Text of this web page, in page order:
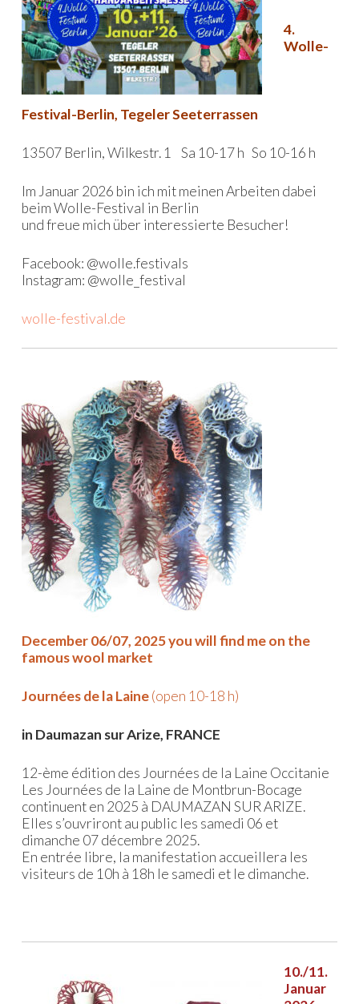
4.
Wolle-
Festival-Berlin, Tegeler Seeterrassen
13507 Berlin, Wilkestr. 1 Sa 10-17 h So 10-16 h
Im Januar 2026 bin ich mit meinen Arbeiten dabei
beim Wolle-Festival in Berlin
und freue mich über interessierte Besucher!
Facebook: @wolle.festivals
Instagram: @wolle_festival
wolle-festival.de
December 06/07, 2025 you will find me on the
famous wool market
Journées de la Laine(open 10-18 h)
in Daumazan sur Arize, FRANCE
12-ème édition des Journées de la Laine Occitanie
Les Journées de la Laine de Montbrun-Bocage
continuent en 2025 à DAUMAZAN SUR ARIZE.
Elles s’ouvriront au public les samedi 06 et
dimanche 07 décembre 2025.
En entrée libre, la manifestation accueillera les
visiteurs de 10h à 18h le samedi et le dimanche.
10./11.
Januar